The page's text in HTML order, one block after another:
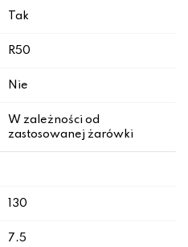
Tak
R50
Nie
W zależności od
zastosowanej żarówki
130
7.5